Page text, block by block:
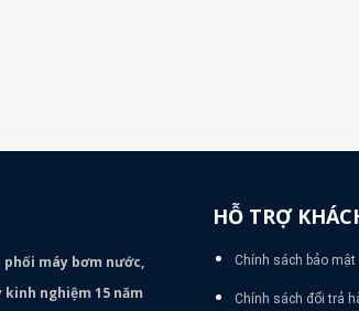
phối máy bơm nước,
nghiệm 15 năm
HỖ TRỢ
Chính sách bảo mật
Chính sách đổi trả